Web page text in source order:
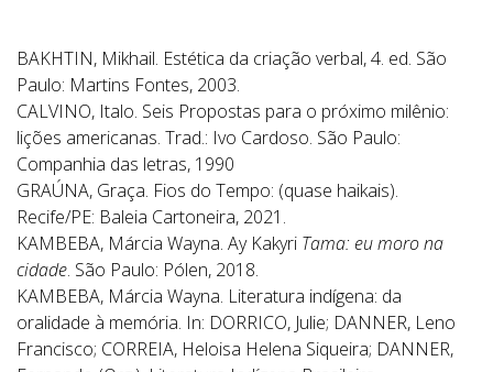
BAKHTIN, Mikhail. Estética da criação verbal, 4. ed. São
Paulo: Martins Fontes, 2003.
CALVINO, Italo. Seis Propostas para o próximo milênio:
lições americanas. Trad.: Ivo Cardoso. São Paulo:
Companhia das letras, 1990
GRAÚNA, Graça. Fios do Tempo: (quase haikais).
Recife/PE: Baleia Cartoneira, 2021.
KAMBEBA, Márcia Wayna. Ay Kakyri Tama: eu moro na
cidade. São Paulo: Pólen, 2018.
KAMBEBA, Márcia Wayna. Literatura indígena: da
oralidade à memória. In: DORRICO, Julie; DANNER, Leno
Francisco; CORREIA, Heloisa Helena Siqueira; DANNER,